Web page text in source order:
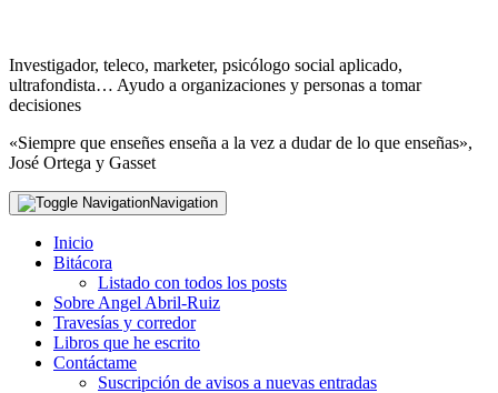
Investigador, teleco, marketer, psicólogo social aplicado,
ultrafondista… Ayudo a organizaciones y personas a tomar
decisiones
«Siempre que enseñes enseña a la vez a dudar de lo que enseñas»,
José Ortega y Gasset
Navigation
Inicio
Bitácora
Listado con todos los posts
Sobre Angel Abril-Ruiz
Travesías y corredor
Libros que he escrito
Contáctame
Suscripción de avisos a nuevas entradas